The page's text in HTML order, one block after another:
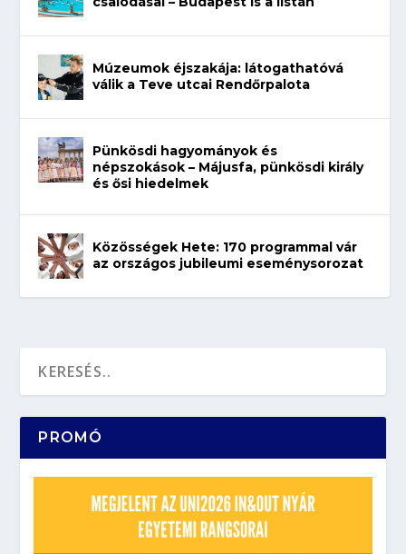
Múzeumok éjszakája: látogathatóvá
válik a Teve utcai Rendőrpalota
Pünkösdi hagyományok és
népszokások – Májusfa, pünkösdi király
és ősi hiedelmek
Közösségek Hete: 170 programmal vár
az országos jubileumi eseménysorozat
PROMÓ